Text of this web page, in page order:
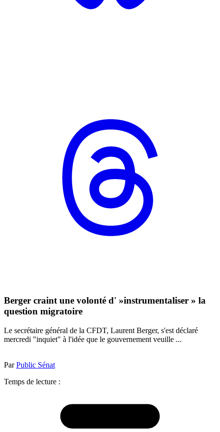
Berger craint une volonté d' »instrumentaliser » la
question migratoire
Le secrétaire général de la CFDT, Laurent Berger, s'est déclaré
mercredi "inquiet" à l'idée que le gouvernement veuille ...
ParPublic Sénat
Temps de lecture :